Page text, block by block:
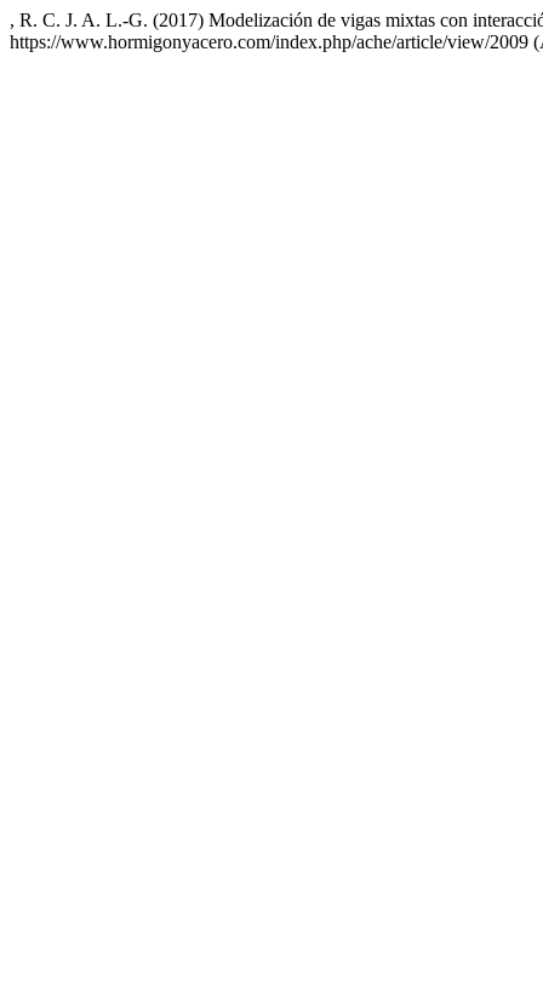
, R. C. J. A. L.-G. (2017) Modelización de vigas mixtas con
https://www.hormigonyacero.com/index.php/ache/article/view/2009